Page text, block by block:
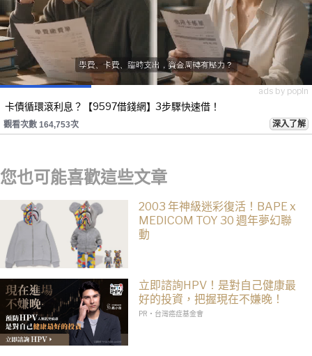
ads by popIn
卡債循環滾利息？【9597借錢網】3步驟快速借！
觀看次數 164,753次 深入了解
您也可能喜歡這些文章
2003 年神級迷彩復活！BAPE x
MEDICOM TOY 30 週年夢幻聯
動
立即諮詢HPV！是對自己健康最
好的投資，把握現在不嫌晚！
PR・台灣癌症基金會